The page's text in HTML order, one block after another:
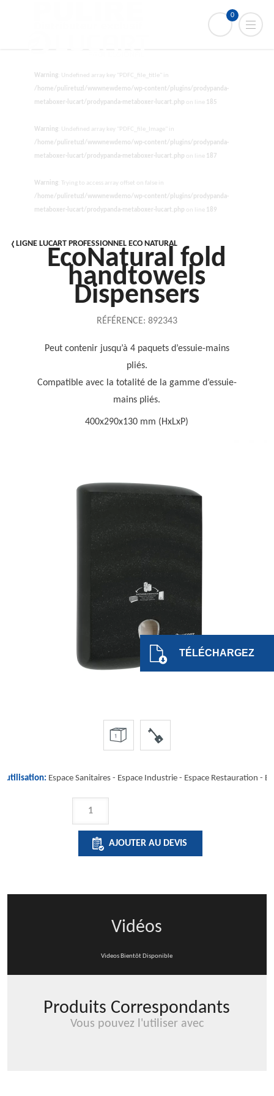
0
Warning: Undefined array key "PDFC_file_title" in
/home/puliretuzl/wwwnewdemo/wp-content/plugins/prodypanda-
metaboxer-lucart/prodypanda-metaboxer-lucart.php on line 185
Warning: Undefined array key "PDFC_file_Image" in
/home/puliretuzl/wwwnewdemo/wp-content/plugins/prodypanda-
metaboxer-lucart/prodypanda-metaboxer-lucart.php on line 187
Warning: Trying to access array offset on false in
/home/puliretuzl/wwwnewdemo/wp-content/plugins/prodypanda-
metaboxer-lucart/prodypanda-metaboxer-lucart.php on line 189
TÉLÉCHARGEZ
LIGNE LUCART PROFESSIONNEL ECO NATURAL
EcoNatural fold
handtowels
Dispensers
RÉFÉRENCE: 892343
Peut contenir jusqu’à 4 paquets d’essuie-mains
pliés.
Compatible avec la totalité de la gamme d’essuie-
mains pliés.
400x290x130 mm (HxLxP)
Espace Sanitaires - Espace Industrie- Espace Restauration -
QUANTITÉ
ECONATURAL
FOLD
AJOUTER AU DEVIS
Vidéos
Videos Bientôt Disponible
Produits Correspondants
Vous pouvez l'utiliser avec